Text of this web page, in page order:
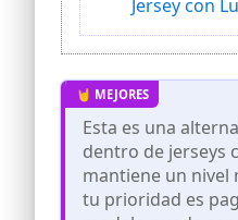
navideño y
🎄【Selección
100% acrílico,
para cómodo y
formas del
cuenta con
largas.Se ve
pantalones
faldas, botas
Jersey con
Esta es una
dentro de jerseys
mantiene un nivel
tu prioridad es